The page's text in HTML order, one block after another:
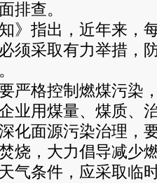
排查。
指出，近年来，每
须采取有力举措，
格控制燃煤污染，
业用煤量、煤质、
化面源污染治理，
烧，大力倡导减少
气条件，应采取临